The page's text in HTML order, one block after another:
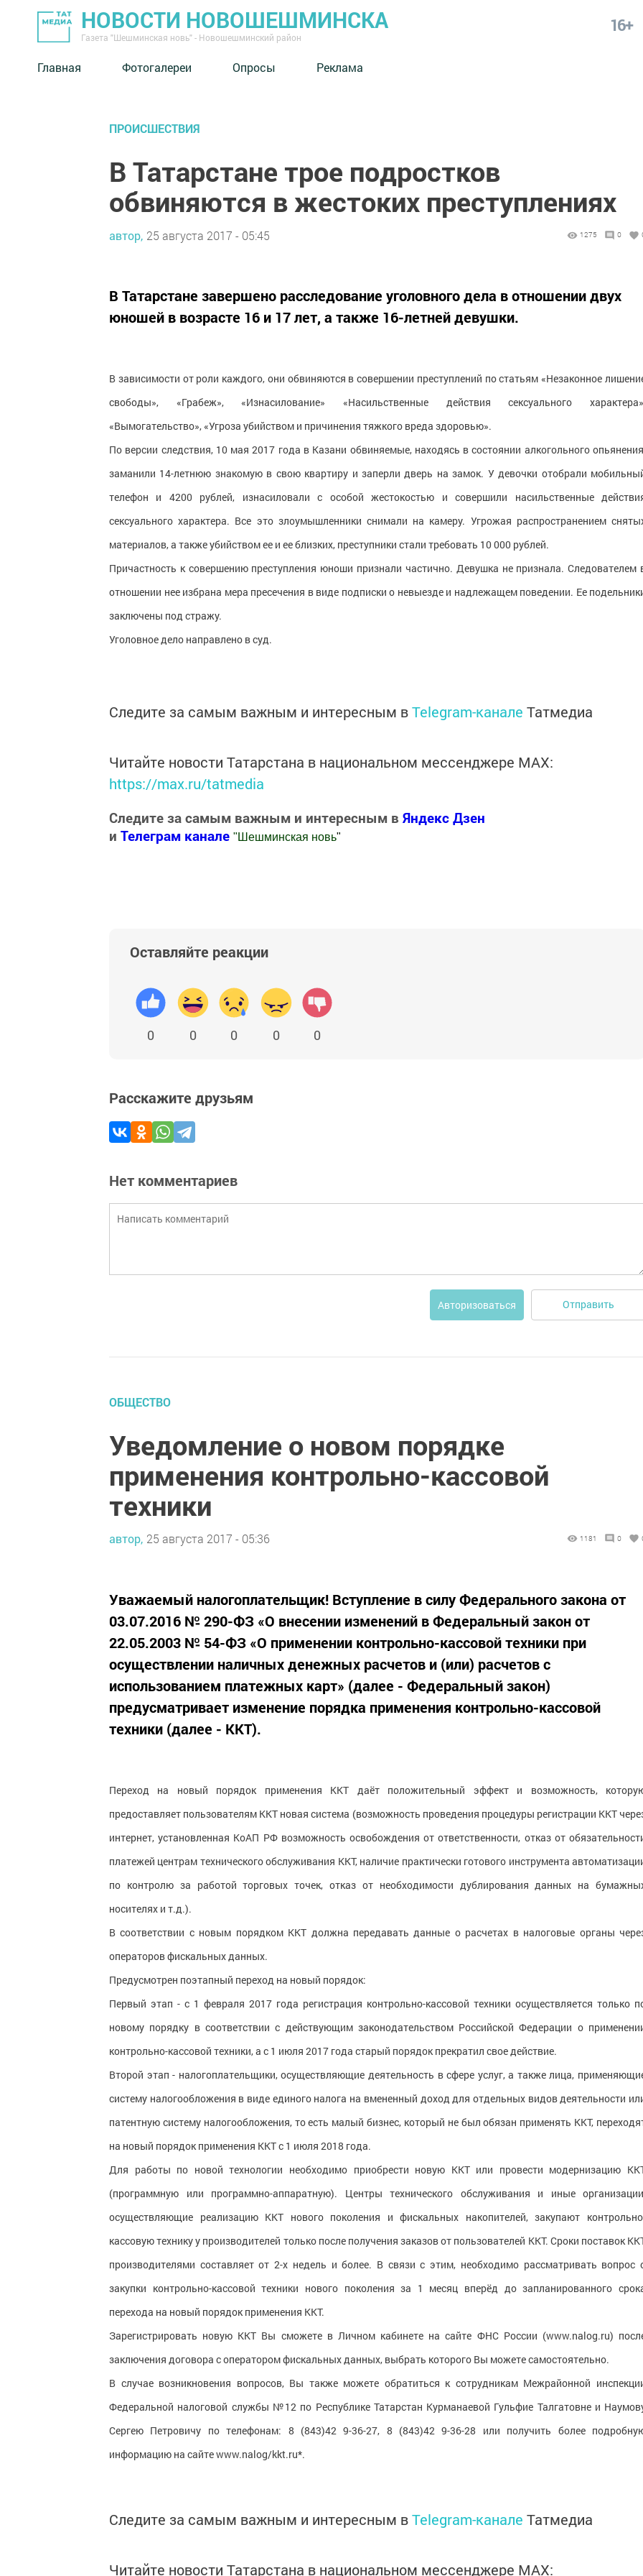
НОВОСТИ НОВОШЕШМИНСКА
Газета "Шешминская новь" - Новошешминский район
16+
Главная Фотогалереи Опросы Реклама
ПРОИСШЕСТВИЯ
В Татарстане трое подростков
обвиняются в жестоких преступлениях
автор, 25 августа 2017 - 05:45 1275 0
В Татарстане завершено расследование уголовного дела в отношении двух
юношей в возрасте 16 и 17 лет, а также 16-летней девушки.
В зависимости от роли каждого, они обвиняются в совершении преступлений по статьям «Незаконное
свободы», «Грабеж», «Изнасилование» «Насильственные действия сексуального
«Вымогательство», «Угроза убийством и причинения тяжкого вреда здоровью».
По версии следствия, 10 мая 2017 года в Казани обвиняемые, находясь в состоянии алкогольного
заманили 14-летнюю знакомую в свою квартиру и заперли дверь на замок. У девочки отобрали
телефон и 4200 рублей, изнасиловали с особой жестокостью и совершили насильственные
сексуального характера. Все это злоумышленники снимали на камеру. Угрожая распространением
материалов, а также убийством ее и ее близких, преступники стали требовать 10 000 рублей.
Причастность к совершению преступления юноши признали частично. Девушка не признала. Следователем
отношении нее избрана мера пресечения в виде подписки о невыезде и надлежащем поведении. Ее
заключены под стражу.
Уголовное дело направлено в суд.
Следите за самым важным и интересным вTelegram-канале Татмедиа
Читайте новости Татарстана в национальном мессенджере MАХ:
https://max.ru/tatmedia
Следите за самым важным и интересным в Яндекс Дзен
и Телеграм канале " Шешминская новь"
Оставляйте реакции
0 0 0 0 0
Расскажите друзьям
Нет комментариев
Авторизоваться Отправить
ОБЩЕСТВО
Уведомление о новом порядке
применения контрольно-кассовой
техники
автор, 25 августа 2017 - 05:36 1181 0
Уважаемый налогоплательщик! Вступление в силу Федерального закона от
03.07.2016 № 290-ФЗ «О внесении изменений в Федеральный закон от
22.05.2003 № 54-ФЗ «О применении контрольно-кассовой техники при
осуществлении наличных денежных расчетов и (или) расчетов с
использованием платежных карт» (далее - Федеральный закон)
предусматривает изменение порядка применения контрольно-кассовой
техники (далее - ККТ).
Переход на новый порядок применения ККТ даёт положительный эффект и возможность,
предоставляет пользователям ККТ новая система (возможность проведения процедуры регистрации ККТ
интернет, установленная КоАП РФ возможность освобождения от ответственности, отказ от
платежей центрам технического обслуживания ККТ, наличие практически готового инструмента
по контролю за работой торговых точек, отказ от необходимости дублирования данных на
носителях и т.д.).
В соответствии с новым порядком ККТ должна передавать данные о расчетах в налоговые органы
операторов фискальных данных.
Предусмотрен поэтапный переход на новый порядок:
Первый этап - с 1 февраля 2017 года регистрация контрольно-кассовой техники осуществляется только
новому порядку в соответствии с действующим законодательством Российской Федерации о
контрольно-кассовой техники, а с 1 июля 2017 года старый порядок прекратил свое действие.
Второй этап - налогоплательщики, осуществляющие деятельность в сфере услуг, а также лица,
систему налогообложения в виде единого налога на вмененный доход для отдельных видов деятельности
патентную систему налогообложения, то есть малый бизнес, который не был обязан применять ККТ,
на новый порядок применения ККТ с 1 июля 2018 года.
Для работы по новой технологии необходимо приобрести новую ККТ или провести модернизацию
(программную или программно-аппаратную). Центры технического обслуживания и иные
осуществляющие реализацию ККТ нового поколения и фискальных накопителей, закупают
кассовую технику у производителей только после получения заказов от пользователей ККТ. Сроки поставок
производителями составляет от 2-х недель и более. В связи с этим, необходимо рассматривать вопрос
закупки контрольно-кассовой техники нового поколения за 1 месяц вперёд до запланированного
перехода на новый порядок применения ККТ.
Зарегистрировать новую ККТ Вы сможете в Личном кабинете на сайте ФНС России (www.nalog.ru)
заключения договора с оператором фискальных данных, выбрать которого Вы можете самостоятельно.
В случае возникновения вопросов, Вы также можете обратиться к сотрудникам Межрайонной
Федеральной налоговой службы №12 по Республике Татарстан Курманаевой Гульфие Талгатовне и
Сергею Петровичу по телефонам: 8 (843)42 9-36-27, 8 (843)42 9-36-28 или получить более
информацию на сайте www.nalog/kkt.ru*.
Следите за самым важным и интересным вTelegram-канале Татмедиа
Читайте новости Татарстана в национальном мессенджере MАХ: